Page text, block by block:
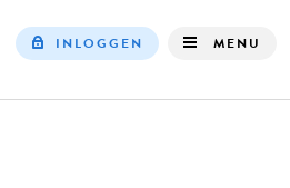
INLOGGEN MENU